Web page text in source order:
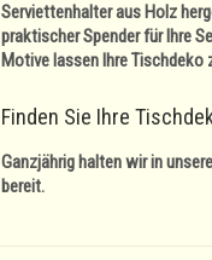
Serviettenhalter aus Holz
praktischer Spender für Ihre
Motive lassen Ihre Tischdeko
Finden Sie Ihre
Ganzjährig halten wir in
bereit.